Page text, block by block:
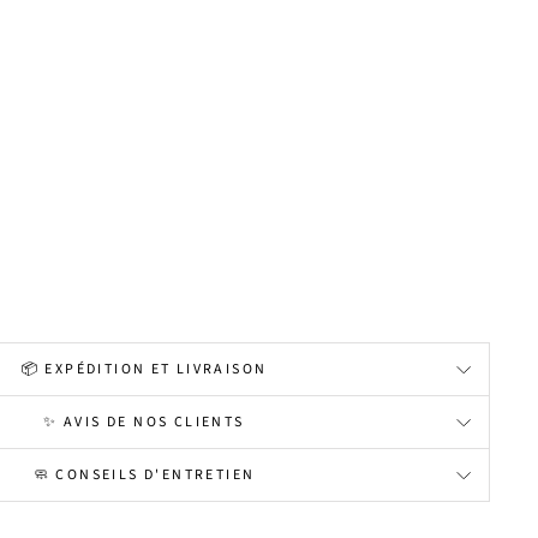
📦 EXPÉDITION ET LIVRAISON
✨ AVIS DE NOS CLIENTS
🧼 CONSEILS D'ENTRETIEN